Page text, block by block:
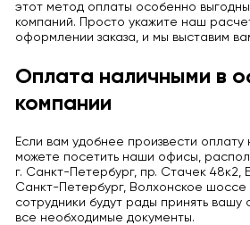
этот метод оплаты особенно
компаний. Просто укажите наш
оформлении заказа, и мы выставим
Оплата наличными в
компании
Если вам удобнее произвести оплату
можете посетить наши офисы,
г. Санкт-Петербург, пр. Стачек 48к2,
Санкт-Петербург, Волхонское шоссе
сотрудники будут рады принять вашу
все необходимые документы.